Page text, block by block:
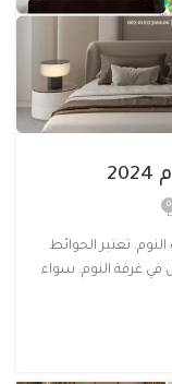
0
تعتبر الحوائط
غرفة النوم. سواء